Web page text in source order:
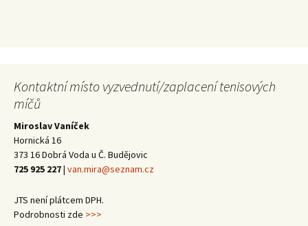
Kontaktní místo vyzvednutí/zaplacení tenisových
míčů
Miroslav Vaníček
Hornická 16
373 16 Dobrá Voda u Č. Budějovic
725 925 227| van.mira@seznam.cz
JTS není plátcem DPH.
Podrobnosti zde >>>